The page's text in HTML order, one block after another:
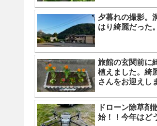
夕暮れの撮影。
はり綺麗だった。
旅館の玄関前に
植えました。綺
さんをお迎えし
ドローン除草剤
始！！今年はど